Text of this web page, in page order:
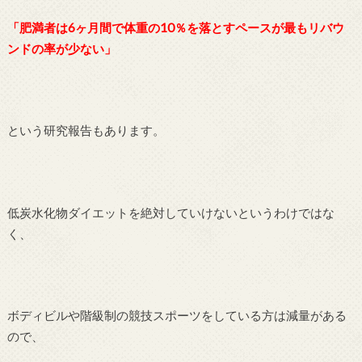
「肥満者は6ヶ月間で体重の10％を落とすペースが最もリバウ
ンドの率が少ない」
という研究報告もあります。
低炭水化物ダイエットを絶対していけないというわけではな
く、
ボディビルや階級制の競技スポーツをしている方は減量がある
ので、